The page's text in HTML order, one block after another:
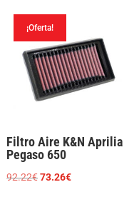
¡Oferta!
Filtro Aire K&N Aprilia
Pegaso 650
92.22€El
73.26€El